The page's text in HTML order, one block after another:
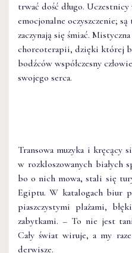
trwać dość długo.
emocjonalne oczyszczenie;
zaczynają się śmiać.
choreoterapii, dzięki której
bodźców współczesny
swojego serca.
Transowa muzyka i kręcący
w rozkloszowanych białych
bo o nich mowa, stali się
Egiptu. W katalogach biur
piaszczystymi plażami,
zabytkami. – To nie jest
Cały świat wiruje, a my
derwisze.